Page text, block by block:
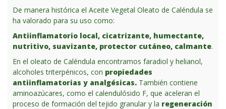
De manera histórica el Aceite Vegetal Oleato de Caléndula se
ha valorado para su uso como:
Antiinflamatorio local, cicatrizante, humectante,
nutritivo, suavizante, protector cutáneo, calmante.
En el oleato de Caléndula encontramos faradiol y helianol,
alcoholes triterpénicos, con propiedades
antiinflamatorias y analgésicas. También contiene
aminoazúcares, como el calendulósido F, que aceleran el
proceso de formación del tejido granular y la regeneración